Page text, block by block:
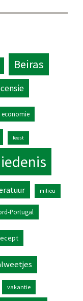
Beiras
economie
feest
milieu
Portugal
vakantie